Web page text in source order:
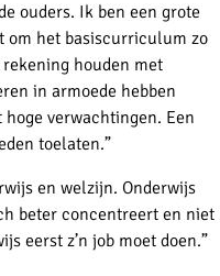
ouders. Ik ben een grote
om het basiscurriculum zo
houden met
in armoede hebben
hoge verwachtingen. Een
toelaten.”
en welzijn. Onderwijs
beter concentreert en niet
eerst z’n job moet doen.”